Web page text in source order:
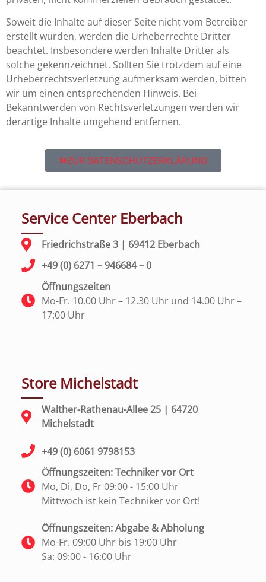
Soweit die Inhalte auf dieser Seite nicht vom Betreiber
erstellt wurden, werden die Urheberrechte Dritter
beachtet. Insbesondere werden Inhalte Dritter als
solche gekennzeichnet. Sollten Sie trotzdem auf eine
Urheberrechtsverletzung aufmerksam werden, bitten
wir um einen entsprechenden Hinweis. Bei
Bekanntwerden von Rechtsverletzungen werden wir
derartige Inhalte umgehend entfernen.
ZUR DATENSCHUTZERKLÄRUNG
Service Center Eberbach
Friedrichstraße 3 | 69412 Eberbach
+49 (0) 6271 – 946684 – 0
Öffnungszeiten
Mo-Fr. 10.00 Uhr – 12.30 Uhr und 14.00 Uhr –
17:00 Uhr
Store Michelstadt
Walther-Rathenau-Allee 25 | 64720
Michelstadt
+49 (0) 6061 9798153
Öffnungszeiten: Techniker vor Ort
Mo, Di, Do, Fr 09:00 - 15:00 Uhr
Mittwoch ist kein Techniker vor Ort!
Öffnungszeiten: Abgabe & Abholung
Mo-Fr. 09:00 Uhr bis 19:00 Uhr
Sa: 09:00 - 16:00 Uhr